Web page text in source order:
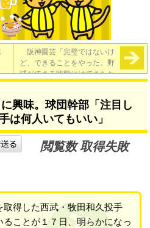
阪神園芸「完璧ではないけ
ど、できることをやった。野
球ができる状態にはできたか
な」→
興味。球団幹部「注目し
は何人いてもいい」
閲覧数 取得失敗
得した西武・牧田和久投手
ることが１７日、明らかになっ